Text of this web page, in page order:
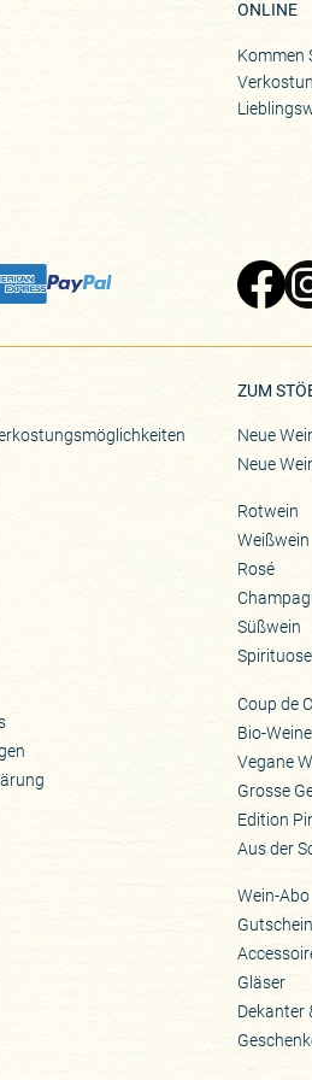
dass sich das Warten mehr denn je
ONLINE
Kommen
ZUM
Neue
Neue
Rotwein
Weißwein
Rosé
Süßwein
Coup de
Bio-Weine
Vegane
Grosse
Edition
Aus der
Wein-Abo
Gläser
Dekanter